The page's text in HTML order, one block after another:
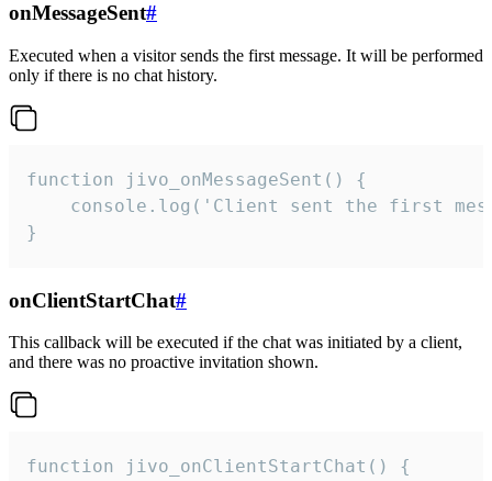
onMessageSent#
Executed when a visitor sends the first message. It will be performed
only if there is no chat history.
function jivo_onMessageSent() {
console.log('Client sent the first
}
onClientStartChat#
This callback will be executed if the chat was initiated by a client,
and there was no proactive invitation shown.
function jivo_onClientStartChat() {